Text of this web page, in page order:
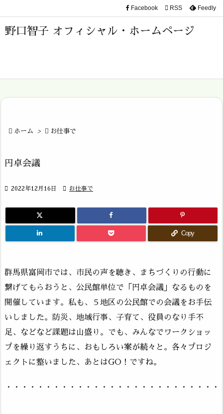
野口智子 オフィシャル・ホームページ

前へ

Facebook  RSS Feedly
 ホーム >  お仕事で
円卓会議
 2022年12月16日  お仕事で
Copy
群馬県富岡市では、市民の声を聴き、まちづくりの行動に
繋げてもらおうと、公民館単位で「円卓会議」なるものを
開催しています。私も、５地区の公民館での会議をお手伝
いしました。防災、地域行事、子育て、役員のなり手不
足、などなど課題は山盛り。でも、みんなでワークショッ
プを繰り返すうちに、おもしろい案が続々と。各々プロジ
ェクトに整いました、あとはGO！ですね。
・・・・・・・・・・・・・・・・・・・・・・・・・・